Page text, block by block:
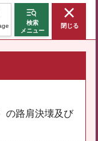
検索
メニュー
閉じる
の路肩決壊及び